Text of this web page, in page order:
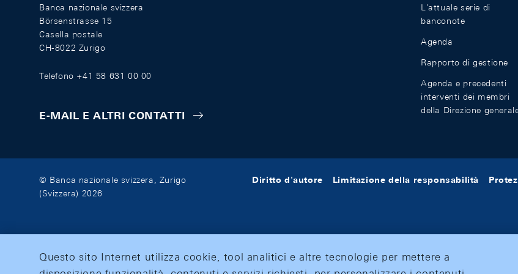
Banca nazionale svizzera
Börsenstrasse 15
Casella postale
CH-8022 Zurigo
Telefono +41 58 631 00 00
E-MAIL E ALTRI CONTATTI
L'attuale serie di
banconote
Agenda
Rapporto di gestione
Agenda e precedenti
interventi dei membri
della Direzione
© Banca nazionale svizzera, Zurigo
(Svizzera) 2026
Diritto d'autore Limitazione della responsabilità
Questo sito Internet utilizza cookie, tool analitici e altre tecnologie per mettere a